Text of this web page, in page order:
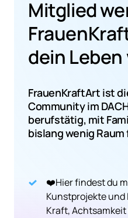
Mitglied
dein
FrauenKraftArt ist
Community im
berufstätig, mit
bislang wenig
❤️Hier findest du
Kunstprojekte
Kraft, Achtsamkeit